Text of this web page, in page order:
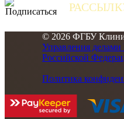
© 2026 ФГБУ
Управления делами
Российской
Политика